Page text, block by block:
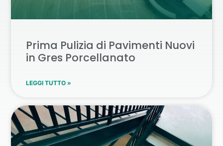
Prima Pulizia di Pavimenti Nuovi
in Gres Porcellanato
LEGGI TUTTO »